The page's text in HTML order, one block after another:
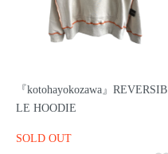
『kotohayokozawa』REVERSIB
LE HOODIE
SOLD OUT